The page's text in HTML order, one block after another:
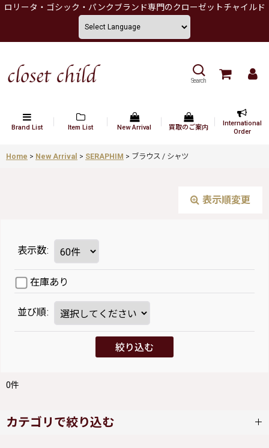
ロリータ・ゴシック・パンクブランド専門のクローゼットチャイルド
Search
Brand List Item List New Arrival 買取のご案内
International
Order
Home > New Arrival > SERAPHIM > ブラウス / シャツ
表示順変更
表示数:
在庫あり
並び順:
絞り込む
0件
カテゴリで絞り込む